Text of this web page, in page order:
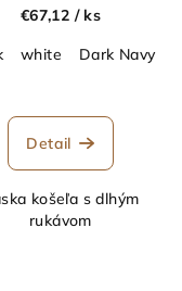
Beige Deep Blue
€67,12 / ks
white Dark Navy
Detail
košeľa s dlhým
rukávom